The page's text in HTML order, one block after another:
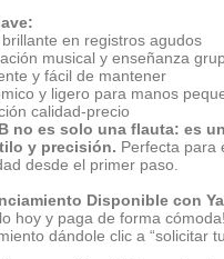
en registros agudos
musical y enseñanza
y fácil de mantener
y ligero para manos
calidad-precio
no es solo una flauta: es
y precisión. Perfecta para
desde el primer paso.
Disponible con
hoy y paga de forma
dándole clic a “solicitar